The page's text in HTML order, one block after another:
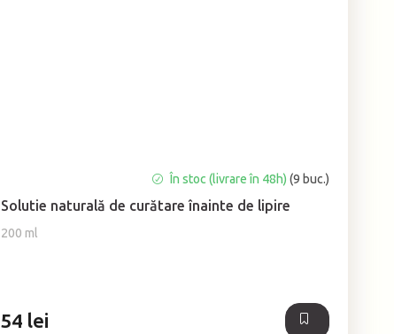
Solutie naturală de curătare înainte de lipire
200 ml
medie
a
produsului
stele.
În stoc (livrare în 48h) (9 buc.)
54 lei